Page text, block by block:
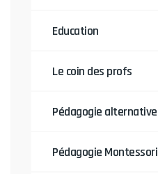
Education
Le coin des profs
Pédagogie alternative
Pédagogie Montessori